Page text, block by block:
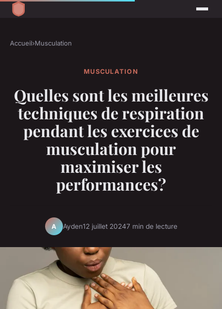
Accueil›Musculation
MUSCULATION
Quelles sont les meilleures
techniques de respiration
pendant les exercices de
musculation pour
maximiser les
performances?
A Ayden12 juillet 20247 min de lecture